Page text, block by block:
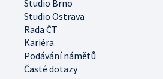
Studio Brno
Studio Ostrava
Rada ČT
Kariéra
Podávání námětů
Časté dotazy